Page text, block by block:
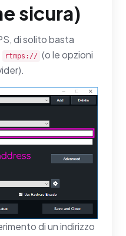
sicura)
di solito basta
rtmps:// (o le opzioni
di un indirizzo